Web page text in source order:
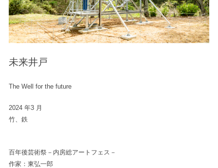
未来井戸
The Well for the future
2024 年3 月
竹、鉄
百年後芸術祭－内房総アートフェス－
作家：東弘一郎